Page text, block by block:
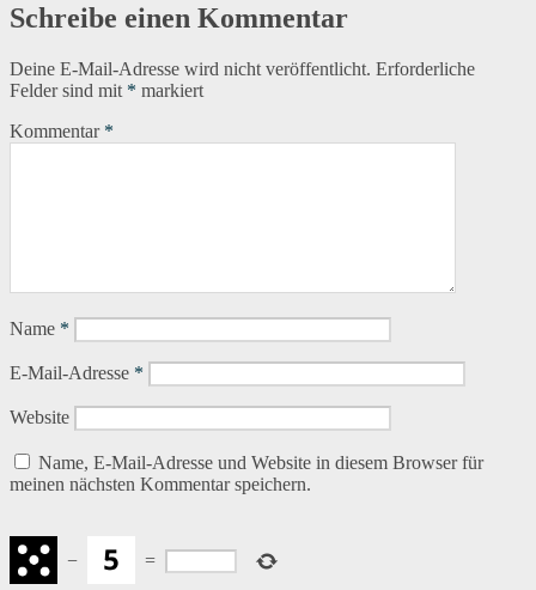
Schreibe einen Kommentar
Deine E-Mail-Adresse wird nicht veröffentlicht. Erforderliche
Felder sind mit * markiert
Kommentar *
Name *
E-Mail-Adresse *
Website
Name, E-Mail-Adresse und Website in diesem Browser für
meinen nächsten Kommentar speichern.
− =